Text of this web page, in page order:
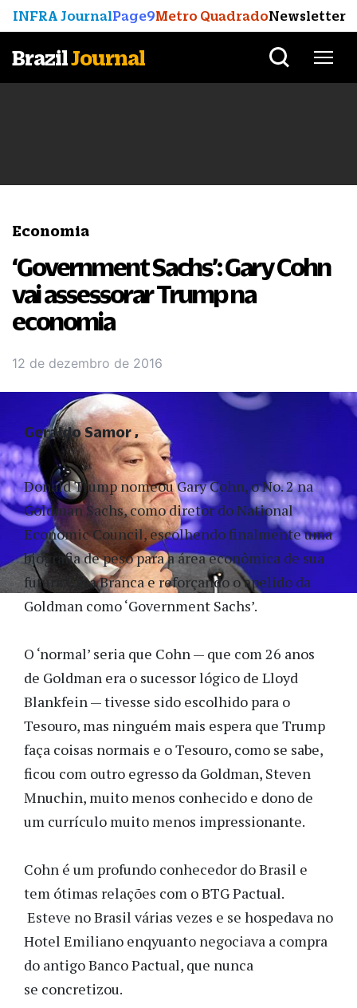
INFRA JournalPage9Metro QuadradoNewsletter
BrazilJournal
Economia
‘Government Sachs’: Gary Cohn
vai assessorar Trump na
economia
12 de dezembro de 2016
Donald Trump nomeou Gary Cohn, o No. 2 na
Goldman Sachs, como diretor do National
Economic Council, escolhendo finalmente uma
biografia de peso para a área econômica de sua
futura Casa Branca e reforçando o apelido da
Goldman como ‘Government Sachs’.
O ‘normal’ seria que Cohn — que com 26 anos
de Goldman era o sucessor lógico de Lloyd
Blankfein — tivesse sido escolhido para o
Tesouro, mas ninguém mais espera que Trump
faça coisas normais e o Tesouro, como se sabe,
ficou com outro egresso da Goldman, Steven
Mnuchin, muito menos conhecido e dono de
um currículo muito menos impressionante.
Cohn é um profundo conhecedor do Brasil e
tem ótimas relações com o BTG Pactual.
Esteve no Brasil várias vezes e se hospedava no
Hotel Emiliano enqyuanto negociava a compra
do antigo Banco Pactual, que nunca
se concretizou.
Geraldo Samor